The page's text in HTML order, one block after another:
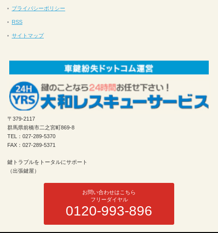
プライバシーポリシー
RSS
サイトマップ
〒379-2117
群馬県前橋市二之宮町869-8
TEL：027-289-5370
FAX：027-289-5371
鍵トラブルをトータルにサポート
（出張鍵屋）
お問い合わせはこちら
フリーダイヤル
0120-993-896